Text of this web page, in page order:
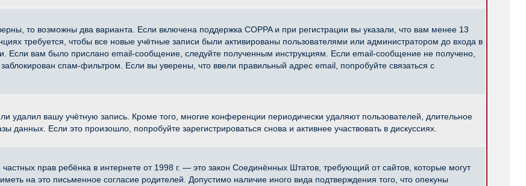
то возможны два варианта. Если включена поддержка COPPA и при регистрации вы указали, что вам менее 13
требуется, чтобы все новые учётные записи были активированы пользователями или администратором до входа в
Если вам было прислано email-сообщение, следуйте полученным инструкциям. Если email-сообщение не получено,
спам-фильтром. Если вы уверены, что ввели правильный адрес email, попробуйте связаться с
удалил вашу учётную запись. Кроме того, многие конференции периодически удаляют пользователей, длительное
Если это произошло, попробуйте зарегистрироваться снова и активнее участвовать в дискуссиях.
прав ребёнка в интернете от 1998 г. — это закон Соединённых Штатов, требующий от сайтов, которые могут
на это письменное согласие родителей. Допустимо наличие иного вида подтверждения того, что опекуны